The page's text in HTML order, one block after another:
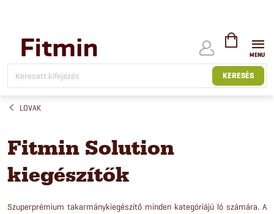
tartalomhoz
KERESÉS
KOSÁR
LOVAK
Fitmin Solution
kiegészítők
Szuperprémium takarmánykiegészítő minden kategóriájú ló számára. A